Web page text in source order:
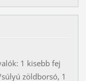
1 kisebb fej
zöldborsó, 1